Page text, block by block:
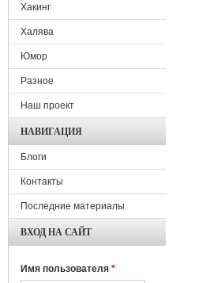
Хакинг
Халява
Юмор
Разное
Наш проект
НАВИГАЦИЯ
Блоги
Контакты
Последние материалы
ВХОД НА САЙТ
Имя пользователя *